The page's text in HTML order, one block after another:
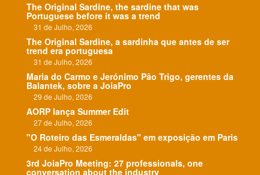
The Original Sardine, the sardine that was
Portuguese before it was a trend
31 de Julho, 2026
The Original Sardine, a sardinha que antes de ser
trend era portuguesa
31 de Julho, 2026
Maria do Carmo e Jerónimo Pão Trigo, gerentes da
Balantek, sobre a JoiaPro
29 de Julho, 2026
AORP lança Summer Edit
27 de Julho, 2026
"O Roteiro das Esmeraldas" em exposição em Paris
24 de Julho, 2026
3rd JoiaPro Meeting: 27 professionals, one
conversation about the industry